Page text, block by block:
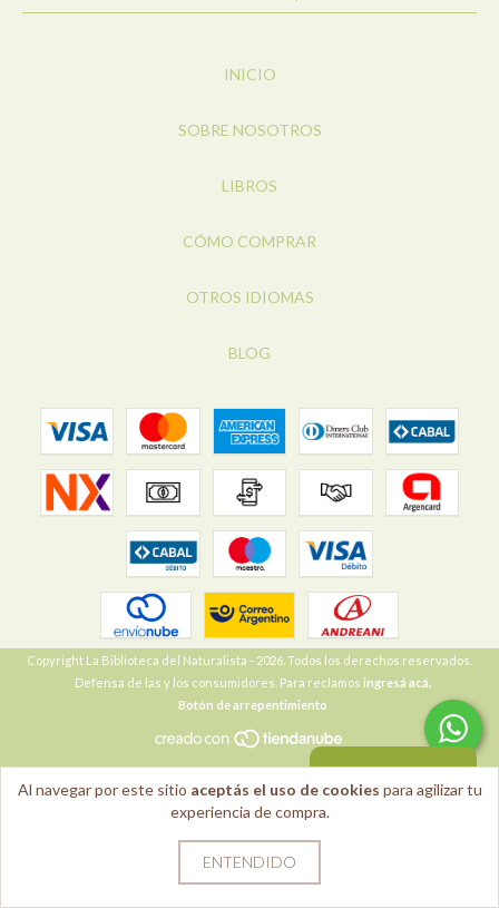
Al navegar por este sitio aceptás el uso de cookies para agilizar tu
experiencia de compra.
ENTENDIDO
INICIO
SOBRE NOSOTROS
LIBROS
CÓMO COMPRAR
OTROS IDIOMAS
BLOG
Copyright La Biblioteca del Naturalista - 2026. Todos los derechos reservados.
Defensa de las y los consumidores. Para reclamos ingresá acá.
Botón de arrepentimiento